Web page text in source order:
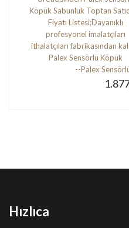
--Palex
Hızlıca